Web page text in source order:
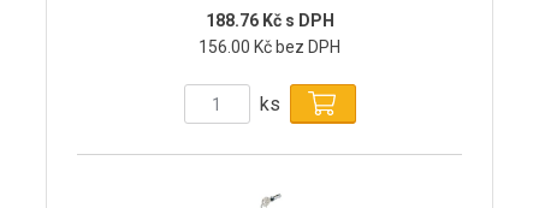
188.76 Kč s DPH
156.00 Kč bez DPH
ks